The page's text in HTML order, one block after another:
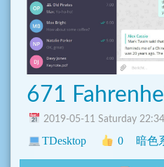
671
2019-05-11 Saturday
TDesktop 0 暗色